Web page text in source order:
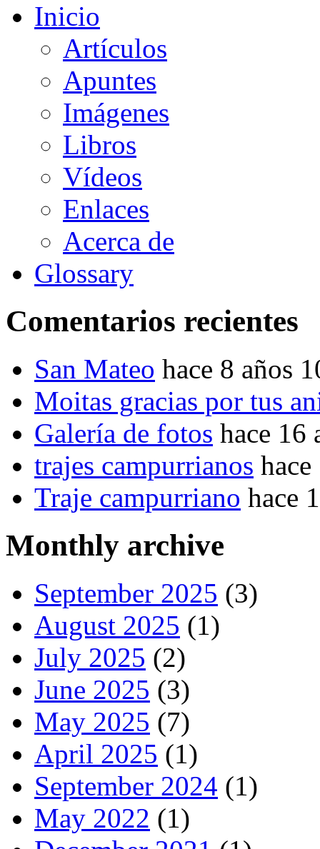
Inicio
Artículos
Apuntes
Imágenes
Libros
Vídeos
Enlaces
Acerca de
Glossary
Comentarios recientes
San Mateo hace 8 años
Moitas gracias por tus
Galería de fotos hace 16
trajes campurrianos
Traje campurriano hace
Monthly archive
September 2025 (3)
August 2025 (1)
July 2025 (2)
June 2025 (3)
May 2025 (7)
April 2025 (1)
September 2024 (1)
May 2022 (1)